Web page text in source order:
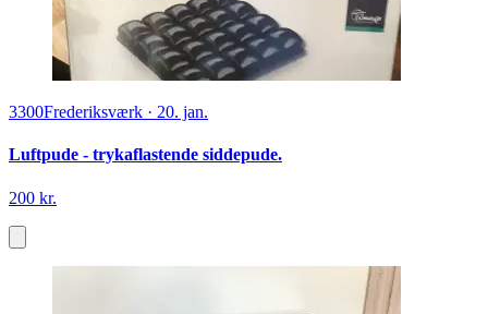
3300Frederiksværk · 20. jan.
Luftpude - trykaflastende siddepude.
200 kr.